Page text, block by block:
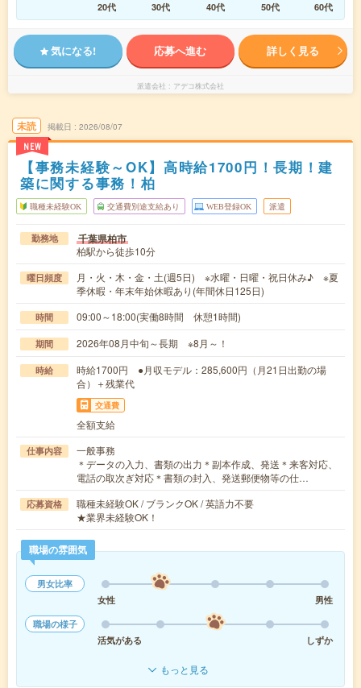
20代
30代 40代 50代 60代
気になる! 応募へ進む 詳しく見る
派遣会社 アデコ株式会社
未読
NEW
掲載日 2026/08/07
【事務未経験～OK】高時給1700円！長期！建
築に関する事務！柏
職種未経験OK 交通費別途支給あり WEB登録OK 派遣
勤務地 千葉県柏市
柏駅から徒歩10分
曜日頻度
月・火・木・金・土(週5日) ※水曜・日曜・祝日休み♪ ※夏
季休暇・年末年始休暇あり(年間休日125日)
時間 09:00～18:00(実働8時間 休憩1時間)
期間 2026年08月中旬～長期 ※8月～！
時給
時給1700円 ●月収モデル：285,600円（月21日出勤の場
合）＋残業代
交通費
全額支給
仕事内容
一般事務
＊データの入力、書類の出力＊副本作成、発送＊来客対応、
電話の取次ぎ対応＊書類の封入、発送郵便物等の仕…
応募資格
職種未経験OK / ブランクOK / 英語力不要
★業界未経験OK！
職場の雰囲気
男女比率
女性
男性
職場の様子
活気がある
しずか
もっと見る